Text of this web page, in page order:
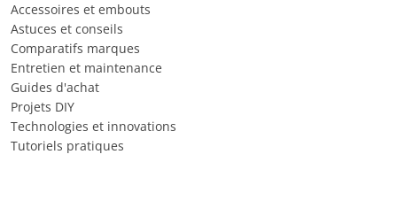
Accessoires et embouts
Astuces et conseils
Comparatifs marques
Entretien et maintenance
Guides d'achat
Projets DIY
Technologies et innovations
Tutoriels pratiques